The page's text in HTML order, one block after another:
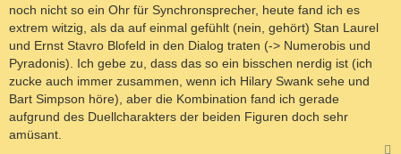
noch nicht so ein Ohr für Synchronsprecher, heute fand ich es
extrem witzig, als da auf einmal gefühlt (nein, gehört) Stan Laurel
und Ernst Stavro Blofeld in den Dialog traten (-> Numerobis und
Pyradonis). Ich gebe zu, dass das so ein bisschen nerdig ist (ich
zucke auch immer zusammen, wenn ich Hilary Swank sehe und
Bart Simpson höre), aber die Kombination fand ich gerade
aufgrund des Duellcharakters der beiden Figuren doch sehr
amüsant.